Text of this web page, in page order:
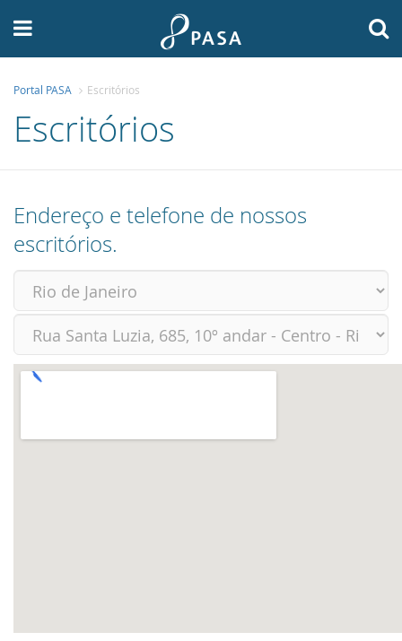
Portal PASA Escritórios
Escritórios
Endereço e telefone de nossos
escritórios.
A PASA
PLANOS
NOTÍCIAS
FALE CONOSCO
ÁREA RESTRITA
ASSOCIE-SE